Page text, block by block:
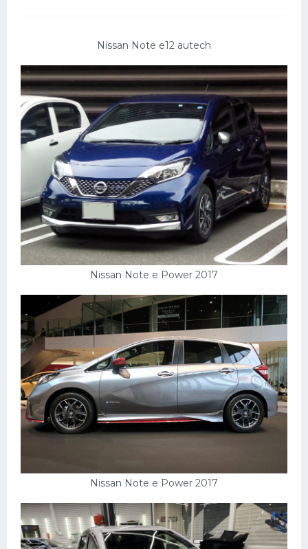
Nissan Note e12 autech
Nissan Note e Power 2017
Nissan Note e Power 2017
Комплектующие
Тойота
Лодки
Шкода
Вертолеты
Мазда
Самокаты
Велосипеды
Прогулочные суда
Хендай
Лимузины
Камаз
Автобусы
Хонда
Кадиллак
Автокемпер